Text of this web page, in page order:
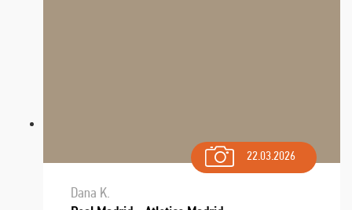
22.03.2026
Dana K.